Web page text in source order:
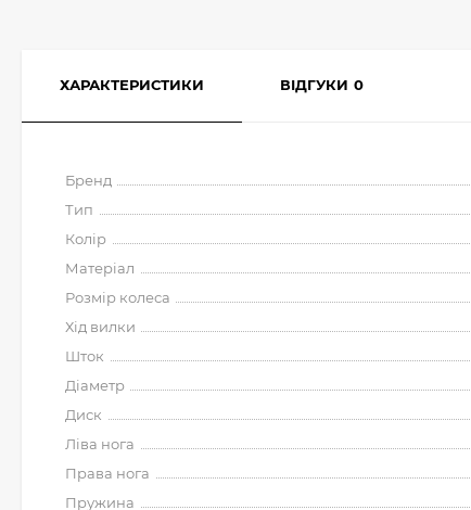
ХАРАКТЕРИСТИКИ ВІДГУКИ 0
Бренд
Тип
Колір
Матеріал
Розмір колеса
Хід вилки
Шток
Діаметр
Диск
Ліва нога
Права нога
Пружина